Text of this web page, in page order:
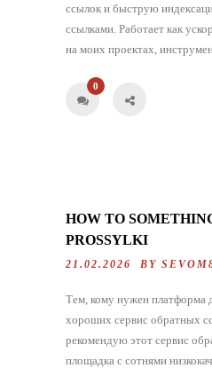
ссылок и быструю
ссылками. Работает как
на моих проектах,
0
HOW TO
PROSSYLKI
21.02.2026 BY
Тем, кому нужен платформа
хороших сервис обратных
рекомендую этот сервис
площадка с сотнями